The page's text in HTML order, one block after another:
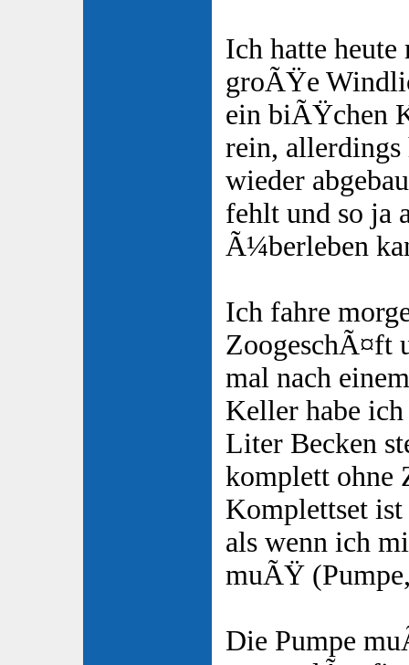
Ich hatte heute
groÃŸe
ein biÃŸchen
rein, allerdings
wieder
fehlt und so ja
Ã¼berleben
Ich fahre
ZoogeschÃ¤ft
mal nach
Keller habe
Liter Becken
komplett ohne
Komplettset
als wenn ich
muÃŸ
Die Pumpe